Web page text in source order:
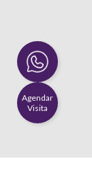
Agendar
Visita